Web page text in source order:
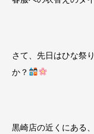
さて、先日はひな祭
か？
黒崎店の近くにある